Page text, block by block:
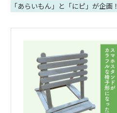
「あらいもん」と「にピ」が企画！